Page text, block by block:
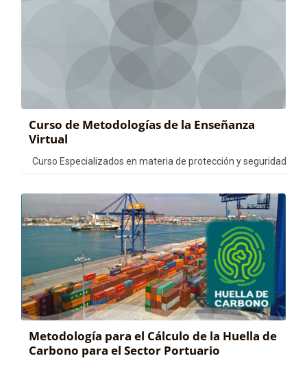
Curso de Metodologías de la Enseñanza
Virtual
Categoría de cursos
Curso Especializados en materia de protección y seguridad
Metodología para el Cálculo de la Huella de
Carbono para el Sector Portuario